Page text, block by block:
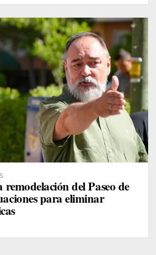
remodelación del Paseo de
para eliminar